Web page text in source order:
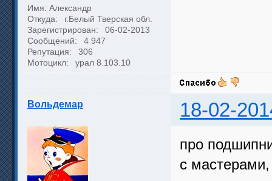
Имя: Александр
Откуда:
г.Белый Тверская обл.
Зарегистрирован:
06-02-2013
Сообщений:
4 947
Репутация:
306
Мотоцикл:
урал 8.103.10
Вольдемар 18-02-
про
с